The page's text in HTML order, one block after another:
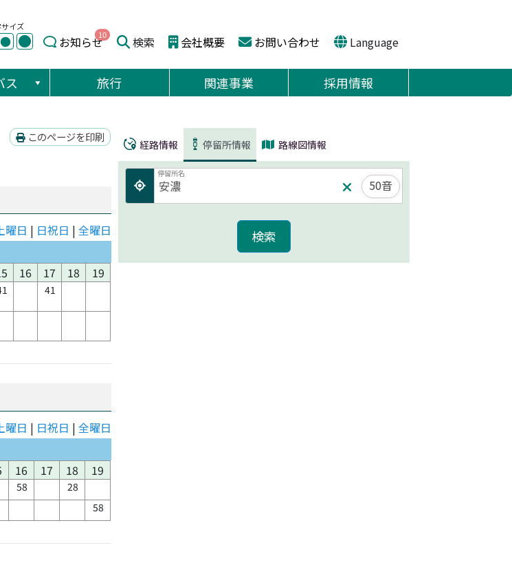
イズ
● ● お知らせ10 検索 会社概要 お問い合わせ Language
ス 旅行 関連事業 採用情報
このページを印刷
曜日 | 日祝日 | 全曜日
16 17 18 19
41
曜日 | 日祝日 | 全曜日
16 17 18
19
58 28
58
経路情報 停留所情報 路線図情報
停留所名
50音